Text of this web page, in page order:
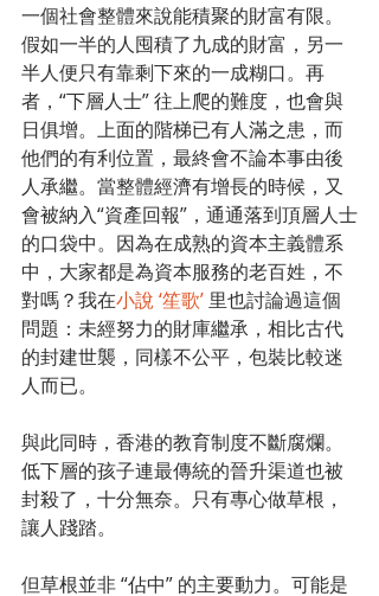
一個社會整體來說能積聚的財富有限。
假如一半的人囤積了九成的財富，另一
半人便只有靠剩下來的一成糊口。再
者，“下層人士” 往上爬的難度，也會與
日俱增。上面的階梯已有人滿之患，而
他們的有利位置，最終會不論本事由後
人承繼。當整體經濟有增長的時候，又
會被納入“資產回報”，通通落到頂層人士
的口袋中。因為在成熟的資本主義體系
中，大家都是為資本服務的老百姓，不
對嗎？我在小說 ‘笙歌’ 里也討論過這個
問題：未經努力的財庫繼承，相比古代
的封建世襲，同樣不公平，包裝比較迷
人而已。
與此同時，香港的教育制度不斷腐爛。
低下層的孩子連最傳統的晉升渠道也被
封殺了，十分無奈。只有專心做草根，
讓人踐踏。
但草根並非 “佔中” 的主要動力。可能是